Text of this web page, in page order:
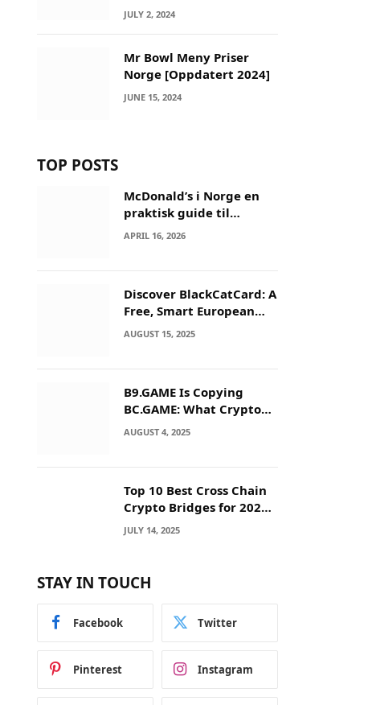
JULY 2, 2024
Mr Bowl Meny Priser
Norge [Oppdatert 2024]
JUNE 15, 2024
TOP POSTS
McDonald’s i Norge en
praktisk guide til
menyer og besøk
APRIL 16, 2026
Discover BlackCatCard: A
Free, Smart European
IBAN & Crypto Card
AUGUST 15, 2025
B9.GAME Is Copying
BC.GAME: What Crypto
Users Need to Know
AUGUST 4, 2025
Top 10 Best Cross Chain
Crypto Bridges for 2025:
Seamless
Interoperability Across
JULY 14, 2025
STAY IN TOUCH
Facebook Twitter
Pinterest Instagram